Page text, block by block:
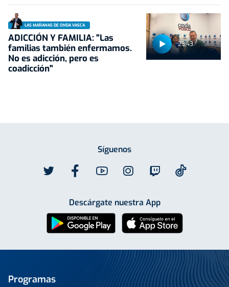
23:43
LAS MAÑANAS DE ONDA VASCA
ADICCIÓN Y FAMILIA: "Las
familias también enfermamos.
No es adicción, pero es
coadicción"
Síguenos
Descárgate nuestra App
Programas